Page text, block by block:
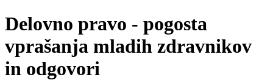
Delovno pravo - pogosta
vprašanja mladih zdravnikov
in odgovori